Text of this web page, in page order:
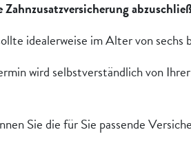
Erhebung von
die auf Sie persönlich beziehbar
der betroffenen Person. Die
idealerweise im Alter von sechs
wird selbstverständlich von
Sie die für Sie passende